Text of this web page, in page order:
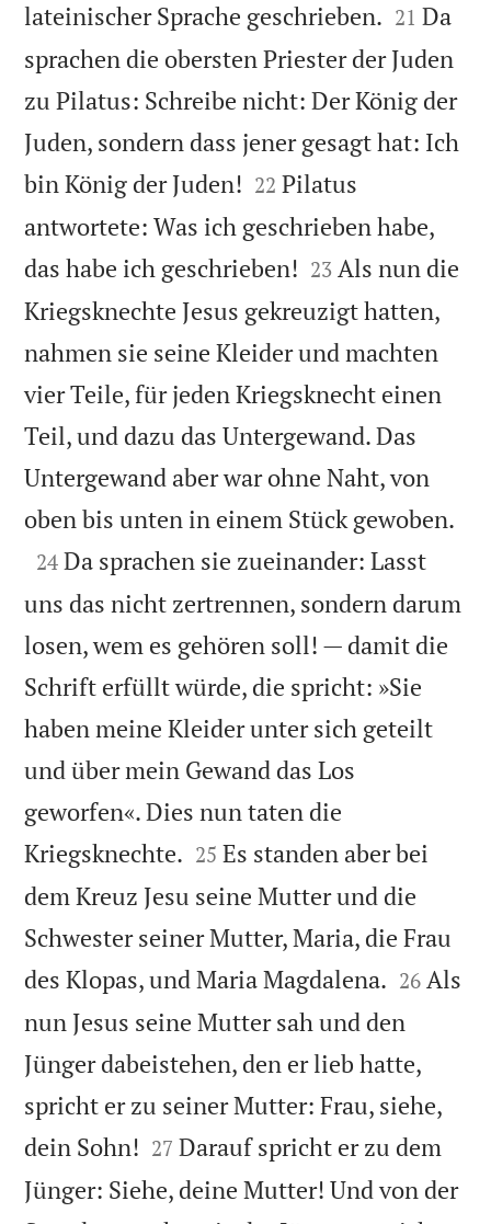
lateinischer Sprache geschrieben. 

21 Da
sprachen die obersten Priester der Juden
zu Pilatus: Schreibe nicht: Der König der
Juden, sondern dass jener gesagt hat: Ich
bin König der Juden! 

22 Pilatus
antwortete: Was ich geschrieben habe,
das habe ich geschrieben! 

23 Als nun die
Kriegsknechte Jesus gekreuzigt hatten,
nahmen sie seine Kleider und machten
vier Teile, für jeden Kriegsknecht einen
Teil, und dazu das Untergewand. Das
Untergewand aber war ohne Naht, von
oben bis unten in einem Stück gewoben.

24 Da sprachen sie zueinander: Lasst
uns das nicht zertrennen, sondern darum
losen, wem es gehören soll! — damit die
Schrift erfüllt würde, die spricht: »Sie
haben meine Kleider unter sich geteilt
und über mein Gewand das Los
geworfen«. Dies nun taten die
Kriegsknechte. 

25 Es standen aber bei
dem Kreuz Jesu seine Mutter und die
Schwester seiner Mutter, Maria, die Frau
des Klopas, und Maria Magdalena. 

26 Als
nun Jesus seine Mutter sah und den
Jünger dabeistehen, den er lieb hatte,
spricht er zu seiner Mutter: Frau, siehe,
dein Sohn! 

27 Darauf spricht er zu dem
Jünger: Siehe, deine Mutter! Und von der